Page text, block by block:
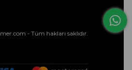
- Tüm hakları saklıdır.